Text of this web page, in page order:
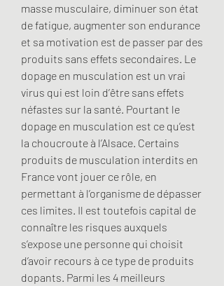
masse musculaire, diminuer son état
de fatigue, augmenter son endurance
et sa motivation est de passer par des
produits sans effets secondaires. Le
dopage en musculation est un vrai
virus qui est loin d’être sans effets
néfastes sur la santé. Pourtant le
dopage en musculation est ce qu’est
la choucroute à l’Alsace. Certains
produits de musculation interdits en
France vont jouer ce rôle, en
permettant à l’organisme de dépasser
ces limites. Il est toutefois capital de
connaître les risques auxquels
s’expose une personne qui choisit
d’avoir recours à ce type de produits
dopants. Parmi les 4 meilleurs